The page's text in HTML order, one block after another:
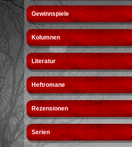
Gewinnspiele
Kolumnen
Literatur
Heftromane
Rezensionen
Serien